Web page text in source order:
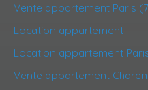
Vente appartement Paris
Location appartement
Location appartement
Vente appartement